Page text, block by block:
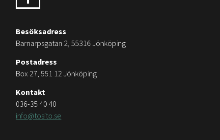
Besöksadress
Barnarpsgatan 2, 55316 Jönköping
Postadress
Box 27, 551 12 Jönköping
Kontakt
036-35 40 40
info@tosito.se